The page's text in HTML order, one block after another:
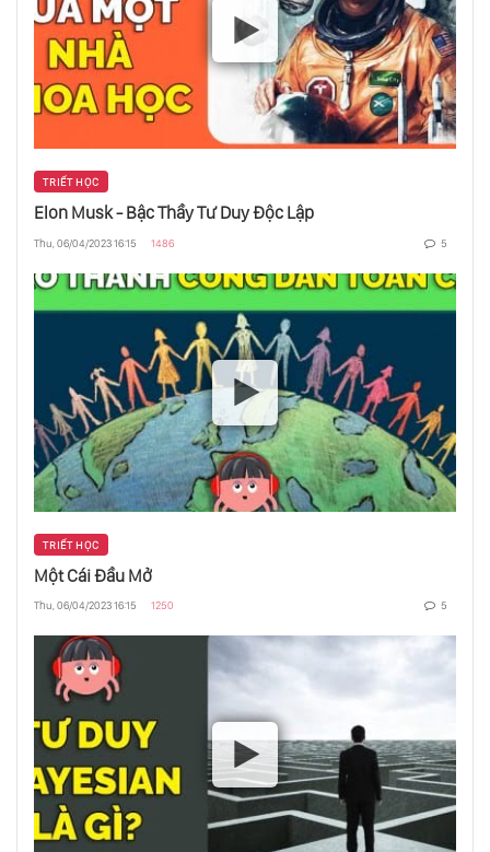
Lịch Sử Xung Đột Israel - Palestine
Thiết Phủ Đồ - Đội Thiết Kỵ Thiện Chiến
Nhất
Shinzo Abe - Chính Trị Gia Độc Nhất Vô Nhị
Nguồn Gốc Bí Mật Chiếc Iphone
Winston Churchill - Thủ Tướng Vĩ Đại Nhất
Lịch Sử Anh Quốc
Người Xưa Chống Dịch Như Thế Nào?
Nỗi Oan Của Cao Biền P1: Công Lao Của Cao
Mạc Đĩnh Chi Đã Cà Khịa Nhà Nguyên Thế
Thực Hư Về Vũ Khí Du Hành Thời Gian Của
Người Đức
TRIẾT HỌC
Elon Musk - Bậc Thầy Tư Duy Độc Lập
Thu, 06/04/2023 16:15 1486 5
TRIẾT HỌC
Một Cái Đầu Mở
Thu, 06/04/2023 16:15 1250 5